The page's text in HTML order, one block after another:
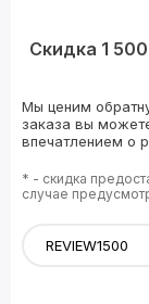
Скидка 1
Мы ценим
заказа вы
впечатлением о
* - скидка
случае